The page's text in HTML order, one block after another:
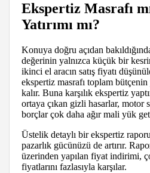
Ekspertiz Masrafı
Yatırımı mı?
Konuya doğru açıdan
değerinin yalnızca küçük bir
ikinci el aracın satış fiyatı
ekspertiz masrafı toplam
kalır. Buna karşılık ekspertiz
ortaya çıkan gizli hasarlar, motor
borçlar çok daha ağır mali yük
Üstelik detaylı bir ekspertiz
pazarlık gücünüzü de artırır.
üzerinden yapılan fiyat indirimi,
fiyatlarını fazlasıyla karşılar.